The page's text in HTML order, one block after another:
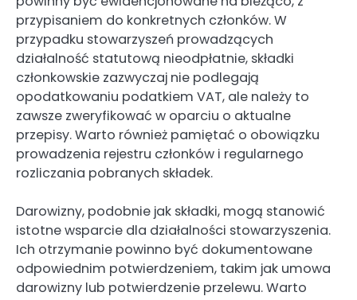
przypisaniem do konkretnych członków. W
przypadku stowarzyszeń prowadzących
działalność statutową nieodpłatnie, składki
członkowskie zazwyczaj nie podlegają
opodatkowaniu podatkiem VAT, ale należy to
zawsze zweryfikować w oparciu o aktualne
przepisy. Warto również pamiętać o obowiązku
prowadzenia rejestru członków i regularnego
rozliczania pobranych składek.
Darowizny, podobnie jak składki, mogą stanowić
istotne wsparcie dla działalności stowarzyszenia.
Ich otrzymanie powinno być dokumentowane
odpowiednim potwierdzeniem, takim jak umowa
darowizny lub potwierdzenie przelewu. Warto